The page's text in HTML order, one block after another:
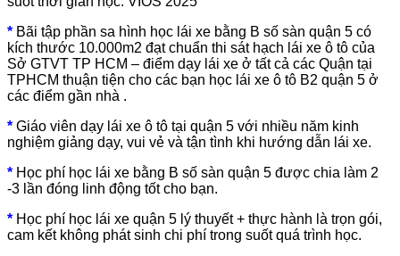
* Bãi tập phần sa hình học lái xe bằng B số sàn quận 5 có
kích thước 10.000m2 đạt chuẩn thi sát hạch lái xe ô tô của
Sở GTVT TP HCM – điểm dạy lái xe ở tất cả các Quận tại
TPHCM thuận tiện cho các bạn học lái xe ô tô B2 quận 5 ở
các điểm gần nhà .
* Giáo viên dạy lái xe ô tô tại quận 5 với nhiều năm kinh
nghiệm giảng dạy, vui vẻ và tận tình khi hướng dẫn lái xe.
* Học phí học lái xe bằng B số sàn quận 5 được chia làm 2
-3 lần đóng linh động tốt cho bạn.
* Học phí học lái xe quận 5 lý thuyết + thực hành là trọn gói,
cam kết không phát sinh chi phí trong suốt quá trình học.